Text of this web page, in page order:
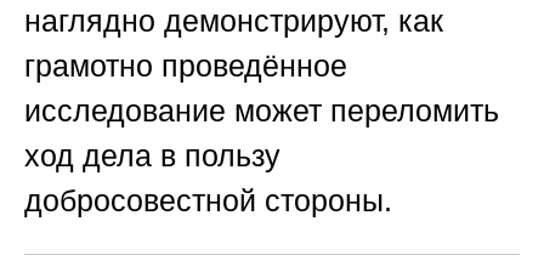
наглядно демонстрируют, как
грамотно проведённое
исследование может переломить
ход дела в пользу
добросовестной стороны.